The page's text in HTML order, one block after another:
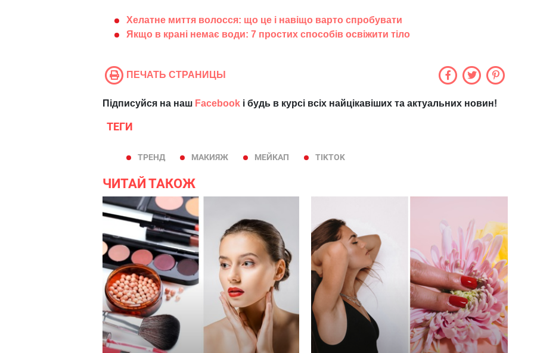
Хелатне миття волосся: що це і навіщо варто спробувати
Якщо в крані немає води: 7 простих способів освіжити тіло
ПЕЧАТЬ СТРАНИЦЫ
Підписуйся на наш Facebook і будь в курсі всіх найцікавіших та актуальних новин!
ТЕГИ
ТРЕНД МАКИЯЖ МЕЙКАП TIKTOK
ЧИТАЙ ТАКОЖ